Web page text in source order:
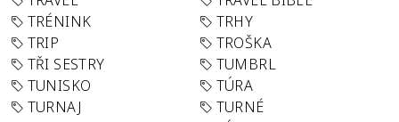
TRÉNINK
TRHY
TRIP
TROŠKA
TŘI SESTRY
TUMBRL
TUNISKO
TÚRA
TURNAJ
TURNÉ